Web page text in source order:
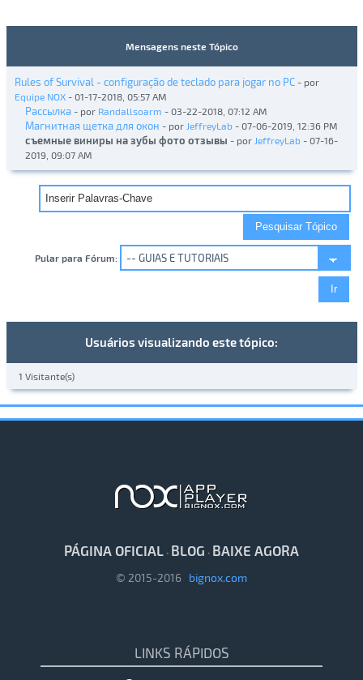
Mensagens neste Tópico
Rules of Survival - configuração de teclado para jogar no PC - por
Equipe NOX- 01-17-2018, 05:57 AM
Рассылка - por Randallsoarm - 03-22-2018, 07:12 AM
Магнитная щетка для окон - por JeffreyLab - 07-06-2019, 12:36 PM
съемные виниры на зубы фото отзывы - por JeffreyLab - 07-16-
2019, 09:07 AM
Pular para Fórum:
Usuários visualizando este tópico:
1 Visitante(s)
PÁGINA OFICIAL · BLOG · BAIXE AGORA
© 2015-2016 bignox.com
LINKS RÁPIDOS